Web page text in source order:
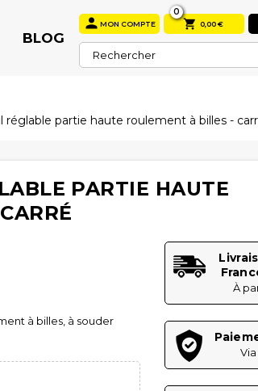
BLOG
MON COMPTE  0,00 €
0
réglable partie haute roulement à billes -
PARTIE HAUTE
à billes, à souder
À
Via